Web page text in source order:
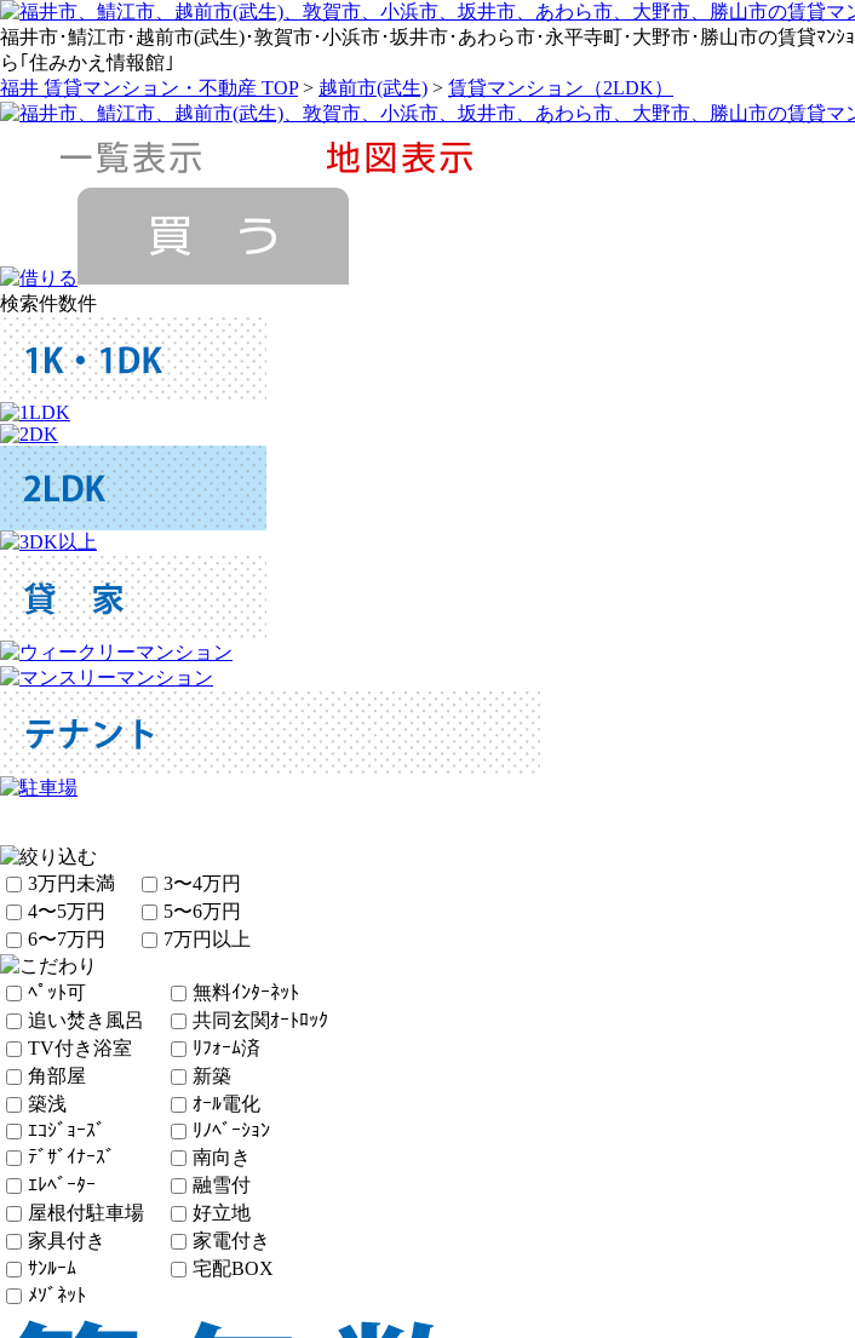
福井市･鯖江市･越前市(武生)･敦賀市･小浜市･坂井市･あわら市･永平寺町･大野市･勝山市の賃貸ﾏﾝ
ら｢住みかえ情報館｣
福井 賃貸マンション・不動産 TOP> 越前市(武生) > 賃貸マンション（2LDK）
検索件数件
3万円未満
3〜4万円
4〜5万円
5〜6万円
6〜7万円
7万円以上
ﾍﾟｯﾄ可
無料ｲﾝﾀｰﾈｯﾄ
追い焚き風呂
共同玄関ｵｰﾄﾛｯｸ
TV付き浴室
ﾘﾌｫｰﾑ済
角部屋
新築
築浅
ｵｰﾙ電化
ｴｺｼﾞｮｰｽﾞ
ﾘﾉﾍﾞｰｼｮﾝ
ﾃﾞｻﾞｲﾅｰｽﾞ
南向き
ｴﾚﾍﾞｰﾀｰ
融雪付
屋根付駐車場
好立地
家具付き
家電付き
ｻﾝﾙｰﾑ
宅配BOX
ﾒｿﾞﾈｯﾄ